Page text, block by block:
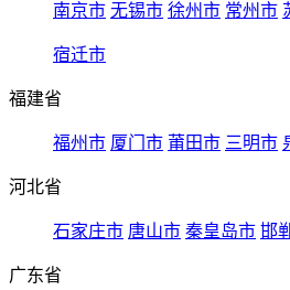
南京市 无锡市 徐州市 常州市
宿迁市
福建省
福州市 厦门市 莆田市 三明市
河北省
石家庄市 唐山市 秦皇岛市 邯
广东省